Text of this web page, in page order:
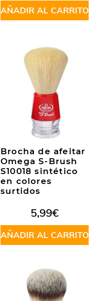
AÑADIR AL CARRITO
Brocha de afeitar
Omega S-Brush
S10018 sintético
en colores
surtidos
5,99€
AÑADIR AL CARRITO